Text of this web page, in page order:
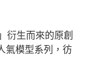
衍生而來的原創
氣模型系列，彷